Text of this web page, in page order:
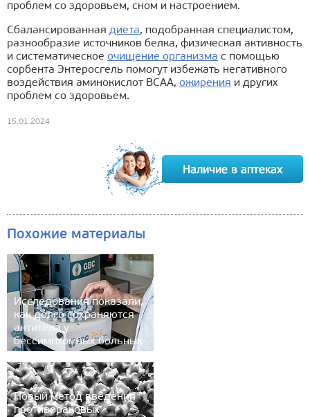
проблем со здоровьем, сном и настроением.
Сбалансированная диета, подобранная специалистом,
разнообразие источников белка, физическая активность
и систематическое очищение организма с помощью
сорбента Энтеросгель помогут избежать негативного
воздействия аминокислот BCAA, ожирения и других
проблем со здоровьем.
15.01.2024
Похожие материалы
Исследования показали,
как долго сохраняются
антитела у
бессимптомных больных
Новый метод введения
противораковых